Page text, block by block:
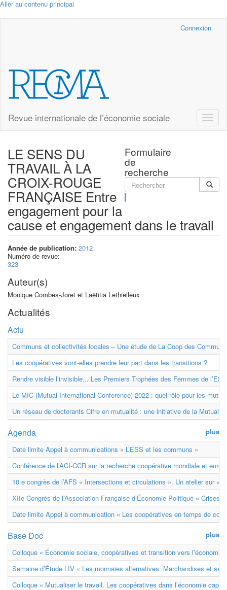
Aller au contenu principal
Connexion
Revue internationale de l’économie sociale
Toggle
Formulaire
de
recherche
LE SENS DU
TRAVAIL À LA
CROIX-ROUGE
FRANÇAISE Entre
engagement pour la
cause et engagement dans le travail
Année de publication: 2012
Numéro de revue:
323
Auteur(s)
Monique Combes-Joret et Laëtitia Lethielleux
Actualités
Actu
Communs et collectivités locales – Une étude de La Coop des
Les coopératives vont-elles prendre leur part dans les transitions ?
Rendre visible l’invisible... Les Premiers Trophées des Femmes de
Le MIC (Mutual International Conference) 2022 : quel rôle pour les
Un réseau de doctorants Cifre en mutualité : une initiative de la
plus
Agenda
Date limite Appel à communications « L’ESS et les communs »
Conférence de l’ACI-CCR sur la recherche coopérative mondiale et
10 e congrès de l’AFS « Intersections et circulations ». Un atelier sur «
XIIe Congrès de l’Association Française d’Économie Politique « Crises
Date limite Appel à communication « Les coopératives en temps de
plus
Base Doc
Colloque « Économie sociale, coopératives et transition vers
Semaine d’Étude LIV « Les monnaies alternatives. Marchandises et
Colloque « Mutualiser le travail. Les coopératives dans l’économie